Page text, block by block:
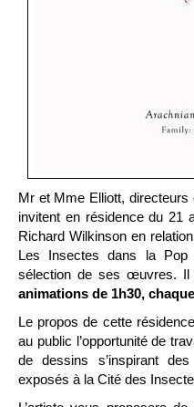
Mr et Mme Elliott,
invitent en résidence du 21
Richard Wilkinson en
Les Insectes dans la
sélection de ses œuvres. Il
animations de 1h30,
Le propos de cette
au public l’opportunité de
de dessins s’inspirant
exposés à la Cité des